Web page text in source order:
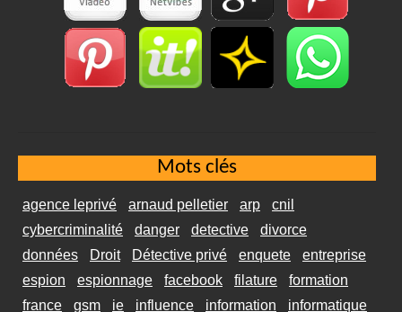
Mots clés
agence leprivé arnaud pelletier arp
cnil
cybercriminalité
danger detective
divorce
données
Droit Détective privé enquete
entreprise
espion
espionnage facebook filature
formation
france
gsm ie influence information informatique